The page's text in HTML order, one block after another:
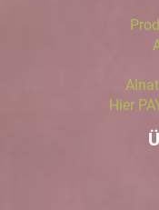
Hier